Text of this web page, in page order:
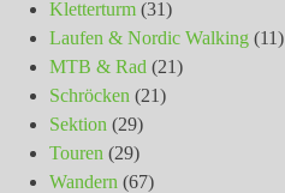
Kletterturm(31)
Laufen & Nordic Walking(11)
MTB & Rad (21)
Schröcken (21)
Sektion (29)
Touren (29)
Wandern (67)